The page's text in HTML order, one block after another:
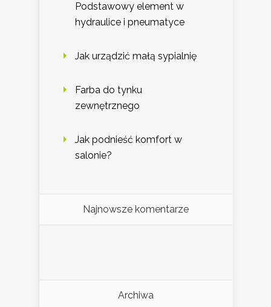
Podstawowy element w
hydraulice i pneumatyce
Jak urządzić małą sypialnię
Farba do tynku
zewnętrznego
Jak podnieść komfort w
salonie?
Najnowsze komentarze
Archiwa